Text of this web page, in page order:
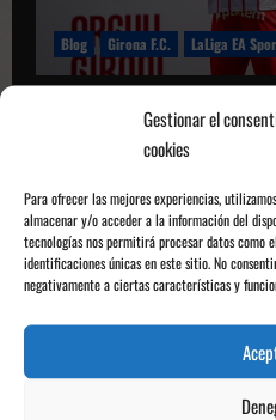
Gestionar el
cookies
Para ofrecer las mejores experiencias,
almacenar y/o acceder a la información del
tecnologías nos permitirá procesar datos como
identificaciones únicas en este sitio. No
negativamente a ciertas características y
Blog Girona F.C. LaLiga EA
Vitor Reis: “Pep
Girona era lo mejor para
Leer másLeer
más
sobre
Vitor
“Pep
dijo